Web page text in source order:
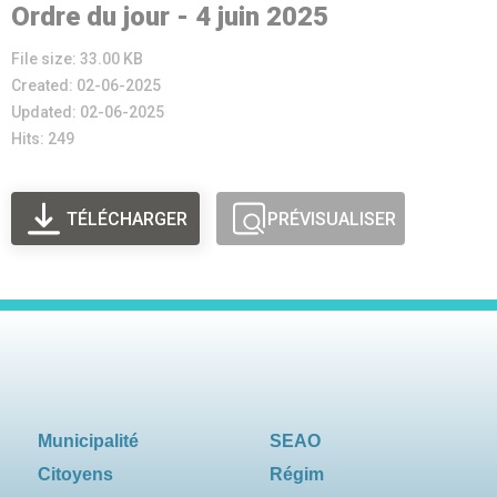
Ordre du jour - 4 juin 2025
File size: 33.00 KB
Created: 02-06-2025
Updated: 02-06-2025
Hits: 249
TÉLÉCHARGER PRÉVISUALISER
Municipalité
Citoyens
SEAO
Régim